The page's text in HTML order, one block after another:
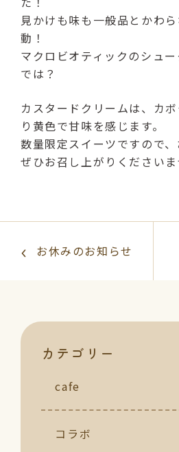
070-2013-
24時間受付（対応時間：
見かけも味も一般品とかわ
動！
マクロビオティックのシュ
では？
カスタードクリームは、カ
り黄色で甘味を感じます。
数量限定スイーツですので、
ぜひお召し上がりください
お休みのお知らせ
カテゴリー
cafe
コラボ